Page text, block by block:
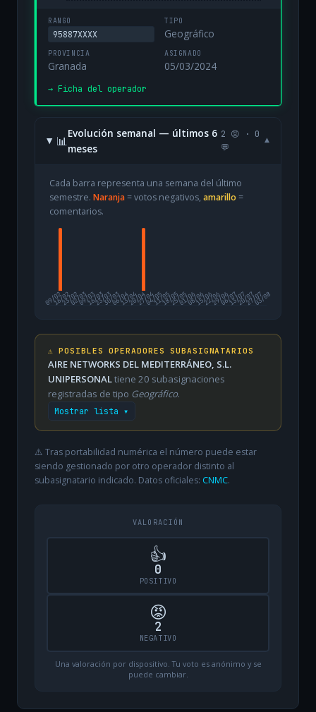
RANGO
95887XXXX
TIPO
Geográfico
PROVINCIA
Granada
ASIGNADO
05/03/2024
→ Ficha del operador
📊
Evolución semanal — últimos 6
meses
2 😡 · 0
💬
▾
Cada barra representa una semana del último
semestre. Naranja= votos negativos, amarillo =
comentarios.
09/02
16/0223/0202/0309/0316/0323/0330/0306/0413/0420/0427/0404/0511/0518/0525/0501/0608/0615/0622/0629/0606/0713/0720/0727/07
03/08
⚠️ POSIBLES OPERADORES SUBASIGNATARIOS
AIRE NETWORKS DEL MEDITERRÁNEO, S.L.
UNIPERSONALtiene 20 subasignaciones
registradas de tipo Geográfico.
Mostrar lista ▾
⚠️ Tras portabilidad numérica el número puede estar
siendo gestionado por otro operador distinto al
subasignatario indicado. Datos oficiales: CNMC.
VALORACIÓN
👍
0
POSITIVO
😡
2
NEGATIVO
Una valoración por dispositivo. Tu voto es anónimo y se
puede cambiar.